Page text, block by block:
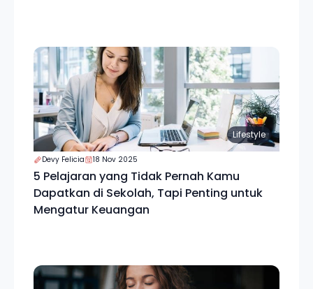
Lifestyle
Devy Felicia 18 Nov 2025
5 Pelajaran yang Tidak Pernah Kamu
Dapatkan di Sekolah, Tapi Penting untuk
Mengatur Keuangan